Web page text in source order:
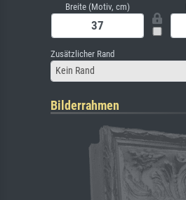
Breite (Motiv, cm)
Zusätzlicher Rand
Kein Rand
Bilderrahmen